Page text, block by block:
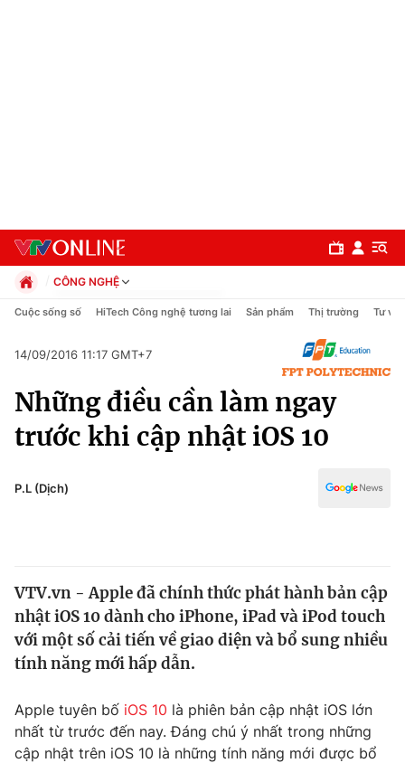
Chính trị
Thế giới
Tin tức
Câu chuyện quốc tế
Kinh tế
Tài chính
Thị trường
Dữ liệu và đời sống
CÔNG NGHỆ
Chính trị
Pháp luật
Thể thao
Truyền hình
Văn hóa - Giải trí
Đời sống
Cuộc sống số HiTech Công nghệ tương lai Sản phẩm Thị trường Tư vấn
14/09/2016 11:17 GMT+7
Những điều cần làm ngay
trước khi cập nhật iOS 10
P.L (Dịch)
VTV.vn - Apple đã chính thức phát hành bản cập
nhật iOS 10 dành cho iPhone, iPad và iPod touch
với một số cải tiến về giao diện và bổ sung nhiều
tính năng mới hấp dẫn.
Apple tuyên bố iOS 10 là phiên bản cập nhật iOS lớn
nhất từ trước đến nay. Đáng chú ý nhất trong những
cập nhật trên iOS 10 là những tính năng mới được bổ